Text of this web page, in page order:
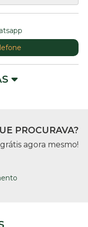
PROCURAVA?
agora mesmo!